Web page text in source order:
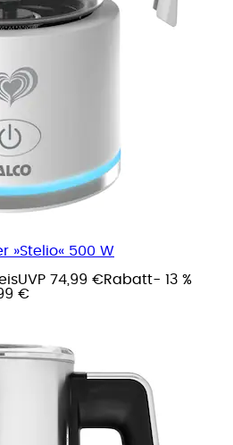
»Stelio« 500 W
UVP 74,99 €Rabatt- 13 %
€